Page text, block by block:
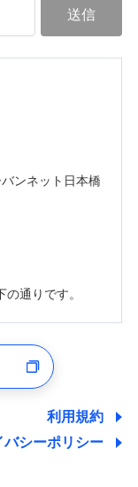
ンネット日本橋
通りです。
社の保険その他に
奨するため、ま
れらに付帯、関
利用規約
バシーポリシー